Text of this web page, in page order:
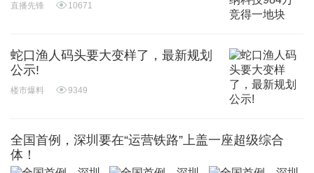
直播先锋 10671
蛇口渔人码头要大变样了，最新规划
公示!
楼市爆料 9349
全国首例，深圳要在“运营铁路”上盖一座超级综合
体！